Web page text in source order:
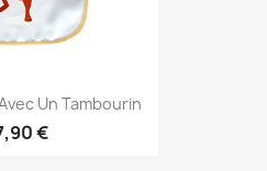
Un Tambourin
€